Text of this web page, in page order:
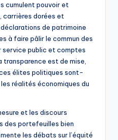
cumulent pouvoir et
carrières dorées et
de patrimoine
à faire pâlir le commun des
service public et comptes
transparence est de mise,
élites politiques sont-
réalités économiques du
et les discours
des portefeuilles bien
les débats sur l’équité